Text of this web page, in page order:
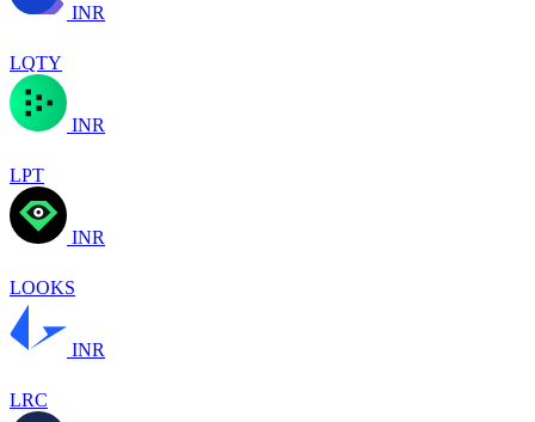
INR
LQTY
INR
LPT
INR
LOOKS
INR
LRC